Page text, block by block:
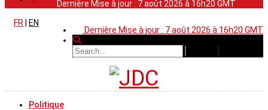
Dernière Mise à jour : 7 août 2026 à 16h20 GMT
Dernière Mise à jour : 7 août 2026 à 16h20 GMT
FR
EN
Politique